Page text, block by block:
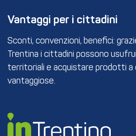
Vantaggi per i cittadini
Sconti, convenzioni, benefici:
Trentina i cittadini possono
territoriali e acquistare prodotti a
vantaggiose.